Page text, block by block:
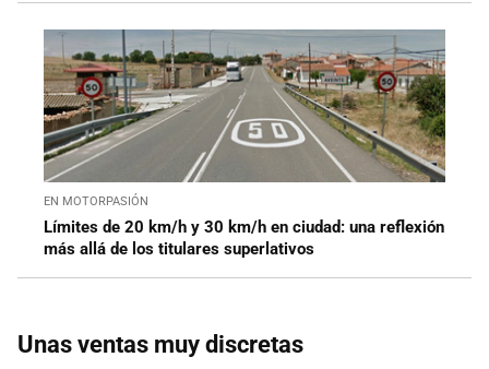
EN MOTORPASIÓN
Límites de 20 km/h y 30 km/h en ciudad: una reflexión
más allá de los titulares superlativos
Unas ventas muy discretas